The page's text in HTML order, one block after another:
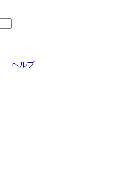
ヘルプ